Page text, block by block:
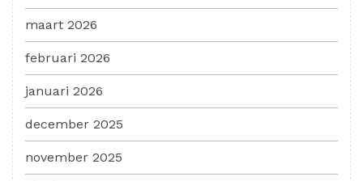
maart 2026
februari 2026
januari 2026
december 2025
november 2025